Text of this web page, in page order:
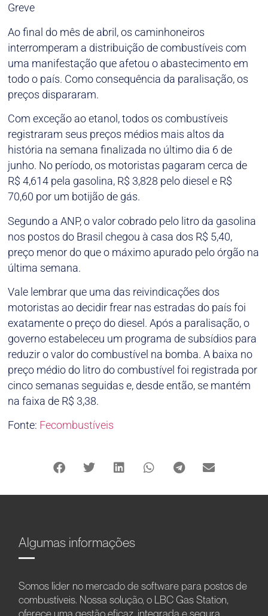
Greve
Ao final do mês de abril, os caminhoneiros
interromperam a distribuição de combustíveis com
uma manifestação que afetou o abastecimento em
todo o país. Como consequência da paralisação, os
preços dispararam.
Com exceção ao etanol, todos os combustíveis
registraram seus preços médios mais altos da
história na semana finalizada no último dia 6 de
junho. No período, os motoristas pagaram cerca de
R$ 4,614 pela gasolina, R$ 3,828 pelo diesel e R$
70,60 por um botijão de gás.
Segundo a ANP, o valor cobrado pelo litro da gasolina
nos postos do Brasil chegou à casa dos R$ 5,40,
preço menor do que o máximo apurado pelo órgão na
última semana.
Vale lembrar que uma das reivindicações dos
motoristas ao decidir frear nas estradas do país foi
exatamente o preço do diesel. Após a paralisação, o
governo estabeleceu um programa de subsídios para
reduzir o valor do combustível na bomba. A baixa no
preço médio do litro do combustível foi registrada por
cinco semanas seguidas e, desde então, se mantém
na faixa de R$ 3,38.
Fonte: Fecombustíveis
Algumas informações
Somos líder no mercado de software para postos de
combustíveis. Nossa solução, o LBC Gas Station,
oferece uma gestão eficaz, integrada e segura.